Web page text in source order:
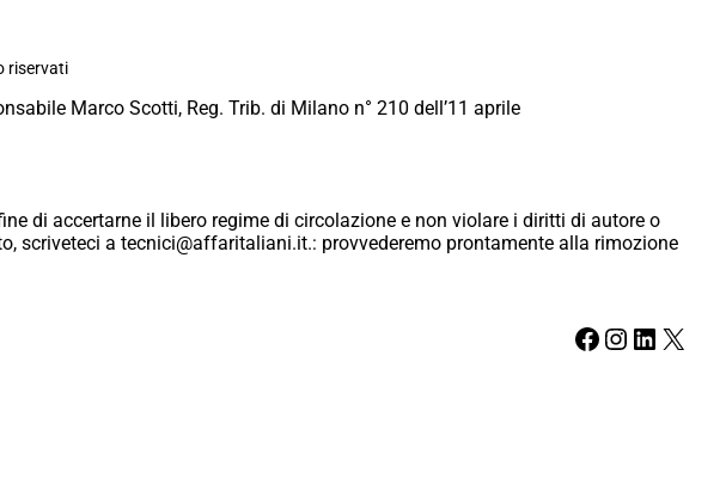
riservati
Marco Scotti, Reg. Trib. di Milano n° 210 dell’11 aprile
di accertarne il libero regime di circolazione e non violare i diritti di autore o
scriveteci a tecnici@affaritaliani.it.: provvederemo prontamente alla rimozione
Facebook Instagram LinkedIn X